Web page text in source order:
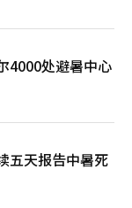
4000处避暑中心
五天报告中暑死